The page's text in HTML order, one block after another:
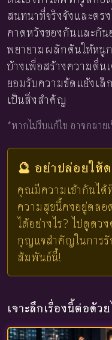
สนทนาที่จริงจังและตร
คาดหวังของกันและกัน
พยายามผลักดันให้หนู
บ้างเพื่อสร้างความตื่น
ยอมรับความขัดแย้งเล็
เป็นสิ่งสำคัญ
*หากไม่รีบแก้ไข อาจกลา
🔮 อย่าปล่อยให้
คุณมีความเข้ากันได้
ความสุขนี้คงอยู่ตล
ได้อย่างไร? ไปดูด
กุญแจสำคัญในการ
สัมพันธ์นี้!
เจาะลึกเรื่องนี้ต่อด้ว